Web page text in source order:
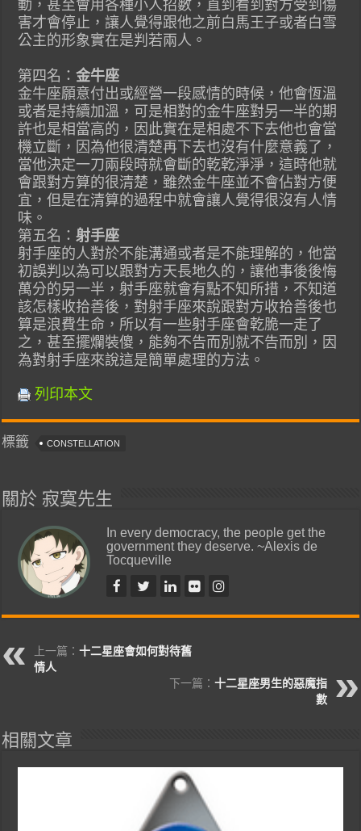
動，甚至會用各種小人招數，直到看到對方受到傷
害才會停止，讓人覺得跟他之前白馬王子或者白雪
公主的形象實在是判若兩人。
第四名：金牛座
金牛座願意付出或經營一段感情的時候，他會恆溫
或者是持續加溫，可是相對的金牛座對另一半的期
許也是相當高的，因此實在是相處不下去他也會當
機立斷，因為他很清楚再下去也沒有什麼意義了，
當他決定一刀兩段時就會斷的乾乾淨淨，這時他就
會跟對方算的很清楚，雖然金牛座並不會佔對方便
宜，但是在清算的過程中就會讓人覺得很沒有人情
味。
第五名：射手座
射手座的人對於不能溝通或者是不能理解的，他當
初誤判以為可以跟對方天長地久的，讓他事後後悔
萬分的另一半，射手座就會有點不知所措，不知道
該怎樣收拾善後，對射手座來說跟對方收拾善後也
算是浪費生命，所以有一些射手座會乾脆一走了
之，甚至擺爛裝傻，能夠不告而別就不告而別，因
為對射手座來說這是簡單處理的方法。
列印本文
標籤 CONSTELLATION
關於 寂寞先生
In every democracy, the people get the
government they deserve. ~Alexis de
Tocqueville
上一篇：十二星座會如何對待舊
情人
下一篇： 十二星座男生的惡魔指
數
相關文章